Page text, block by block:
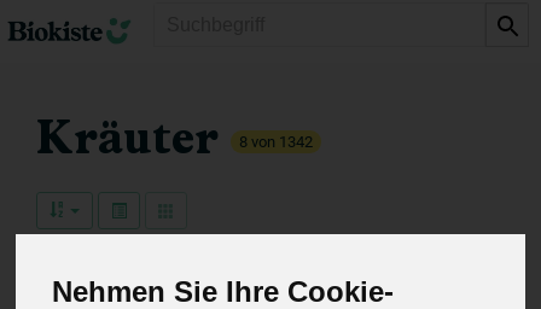
Nehmen Sie Ihre Cookie-
Kräuter 8 von 1342